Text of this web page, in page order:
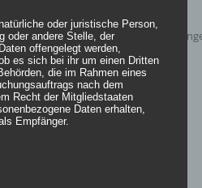
Potty & Double
oder juristische Person,
oder andere Stelle, der
offengelegt werden,
es sich bei ihr um einen Dritten
die im Rahmen eines
nach dem
Recht der Mitgliedstaaten
Daten erhalten,
Empfänger.